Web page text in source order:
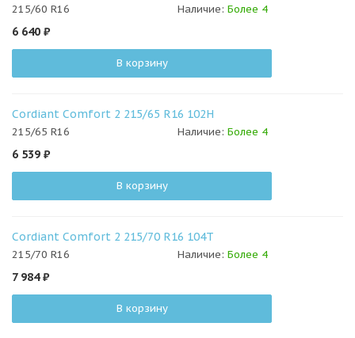
215/60 R16 Наличие: Более 4
6 640 ₽
В корзину
Cordiant Comfort 2 215/65 R16 102H
215/65 R16 Наличие: Более 4
6 539 ₽
В корзину
Cordiant Comfort 2 215/70 R16 104T
215/70 R16 Наличие: Более 4
7 984₽
В корзину